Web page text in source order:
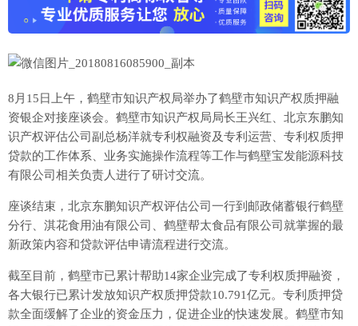
8月15日上午，鹤壁市知识产权局举办了鹤壁市知识产权质押融
资银企对接座谈会。鹤壁市知识产权局局长王兴红、北京东鹏知
识产权评估公司副总杨洋就专利权融资及专利运营、专利权质押
贷款的工作体系、业务实施操作流程等工作与鹤壁宝发能源科技
有限公司相关负责人进行了研讨交流。
座谈结束，北京东鹏知识产权评估公司一行到邮政储蓄银行鹤壁
分行、淇花食用油有限公司、鹤壁帮太食品有限公司就掌握的最
新政策内容和贷款评估申请流程进行交流。
截至目前，鹤壁市已累计帮助14家企业完成了专利权质押融资，
各大银行已累计发放知识产权质押贷款10.791亿元。专利质押贷
款全面缓解了企业的资金压力，促进企业的快速发展。鹤壁市知